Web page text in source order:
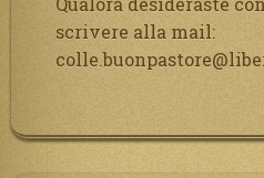
scrivere alla mail: